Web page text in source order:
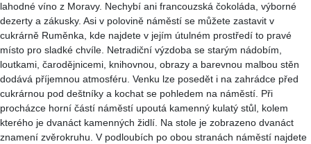
lahodné víno z Moravy. Nechybí ani francouzská čokoláda, výborné
dezerty a zákusky. Asi v polovině náměstí se můžete zastavit v
cukrárně Ruměnka, kde najdete v jejím útulném prostředí to pravé
místo pro sladké chvíle. Netradiční výzdoba se starým nádobím,
loutkami, čarodějnicemi, knihovnou, obrazy a barevnou malbou stěn
dodává příjemnou atmosféru. Venku lze posedět i na zahrádce před
cukrárnou pod deštníky a kochat se pohledem na náměstí. Při
procházce horní částí náměstí upoutá kamenný kulatý stůl, kolem
kterého je dvanáct kamenných židlí. Na stole je zobrazeno dvanáct
znamení zvěrokruhu. V podloubích po obou stranách náměstí najdete